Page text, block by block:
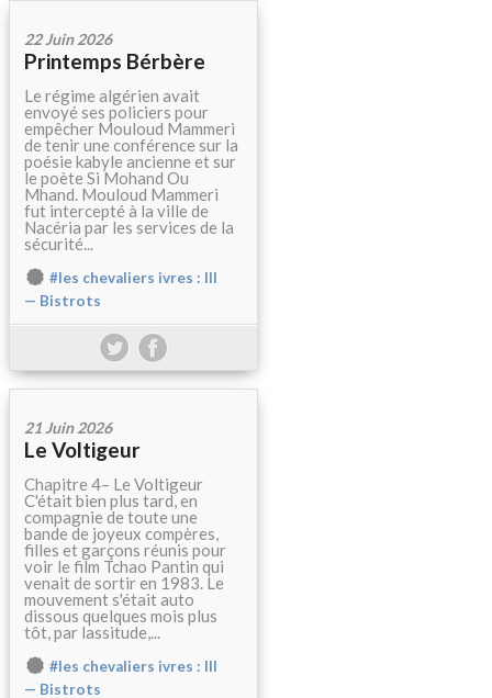
22 Juin 2026
Printemps Bérbère
Le régime algérien avait
envoyé ses policiers pour
empêcher Mouloud Mammeri
de tenir une conférence sur la
poésie kabyle ancienne et sur
le poète Si Mohand Ou
Mhand. Mouloud Mammeri
fut intercepté à la ville de
Nacéria par les services de la
sécurité...
#les chevaliers ivres : III
— Bistrots
21 Juin 2026
Le Voltigeur
Chapitre 4– Le Voltigeur
C'était bien plus tard, en
compagnie de toute une
bande de joyeux compères,
filles et garçons réunis pour
voir le film Tchao Pantin qui
venait de sortir en 1983. Le
mouvement s'était auto
dissous quelques mois plus
tôt, par lassitude,...
#les chevaliers ivres : III
— Bistrots